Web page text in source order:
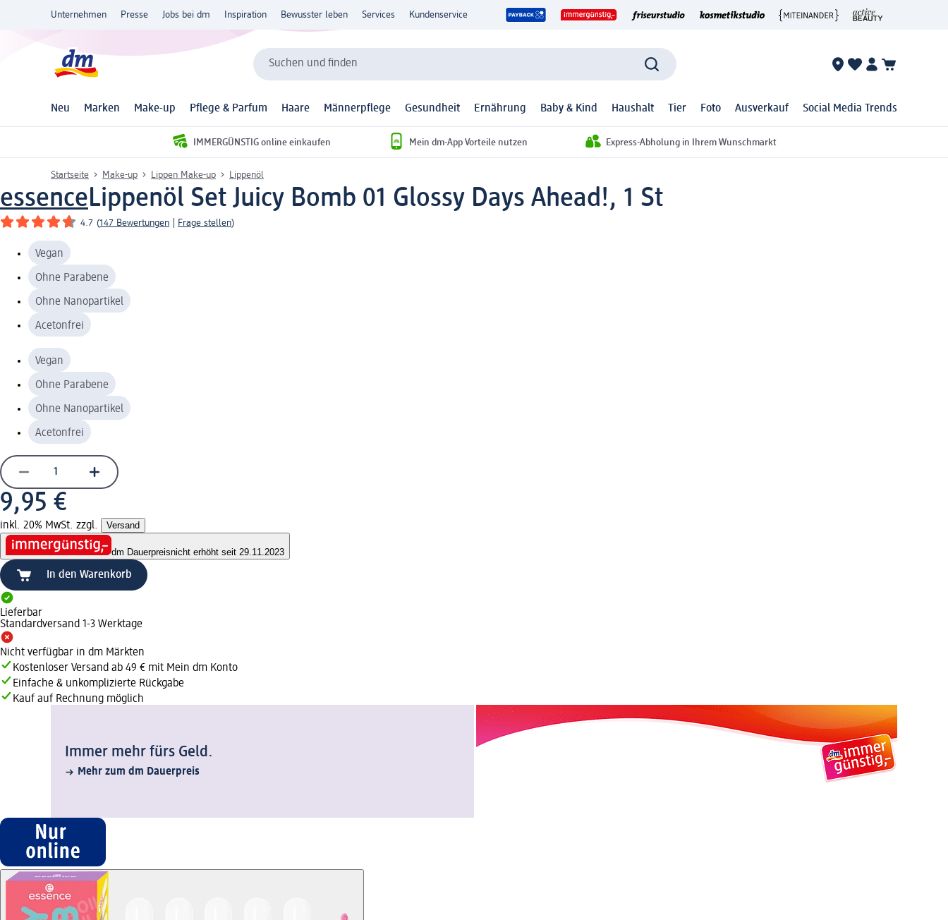
Unternehmen Presse Jobs bei dm Inspiration Bewusster leben Services Kundenservice
Suchen und finden
Neu Marken Make-up Pflege & Parfum Haare Männerpflege Gesundheit Ernährung Baby & Kind Haushalt Tier Foto Ausverkauf Social Media Trends
IMMERGÜNSTIG online einkaufen Mein dm-App Vorteile nutzen Express-Abholung in Ihrem Wunschmarkt
Startseite Make-up Lippen Make-up Lippenöl
essenceLippenöl Set Juicy Bomb 01 Glossy Days Ahead!, 1 St
4.7 (147 Bewertungen Frage stellen)
Vegan
Ohne Parabene
Ohne Nanopartikel
Acetonfrei
Vegan
Ohne Parabene
Ohne Nanopartikel
Acetonfrei
9,95 €
inkl. 20% MwSt. zzgl. Versand
dm Dauerpreisnicht erhöht seit 29.11.2023
In den Warenkorb
Lieferbar
Standardversand 1-3 Werktage
Nicht verfügbar in dm Märkten
Kostenloser Versand ab 49 € mit Mein dm Konto
Einfache & unkomplizierte Rückgabe
Kauf auf Rechnung möglich
Immer mehr fürs Geld.
Mehr zum dm Dauerpreis